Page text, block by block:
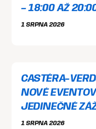
– 18:00 AŽ
1 SRPNA 2026
CASTÉRA-
NOVÉ
JEDINEČNÉ
1 SRPNA 2026